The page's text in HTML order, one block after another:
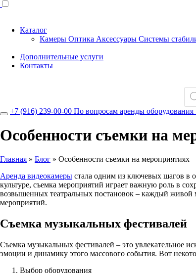
Каталог
Камеры Оптика Аксессуары Системы
Дополнительные услуги
Контакты
+7 (916) 239-00-00 По вопросам аренды оборудования
Особенности съемки на
Главная » Блог » Особенности съемки на мероприятиях
Аренда видеокамеры стала одним из ключевых шагов в
культуре, съемка мероприятий играет важную роль в
возвышенных театральных постановок – каждый живой
мероприятий.
Съемка музыкальных фестивалей
Съемка музыкальных фестивалей – это увлекательное
эмоции и динамику этого массового события. Вот
Выбор оборудования